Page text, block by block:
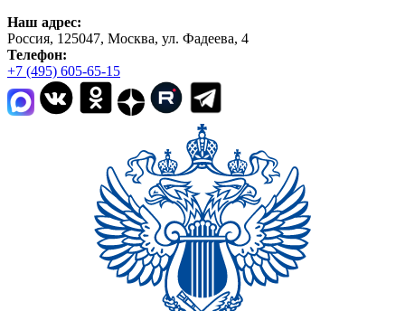
Наш адрес:
Россия, 125047, Москва, ул. Фадеева, 4
Телефон:
+7 (495) 605-65-15